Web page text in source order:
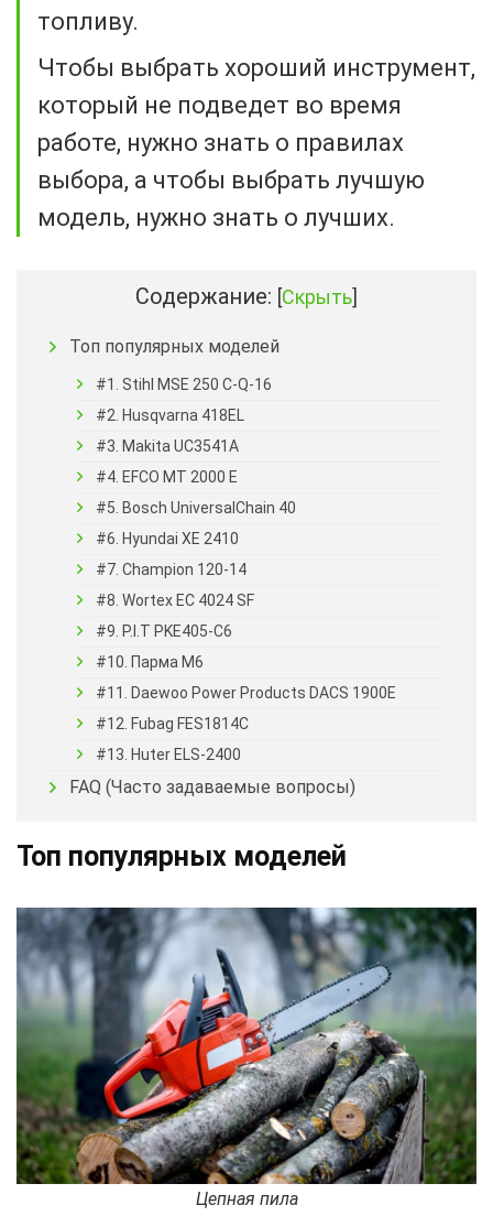
топливу.
Чтобы выбрать хороший инструмент,
который не подведет во время
работе, нужно знать о правилах
выбора, а чтобы выбрать лучшую
модель, нужно знать о лучших.
Содержание: [Скрыть]
Топ популярных моделей
#1. Stihl MSE 250 C-Q-16
#2. Husqvarna 418EL
#3. Makita UC3541A
#4. EFCO MT 2000 E
#5. Bosch UniversalChain 40
#6. Hyundai XE 2410
#7. Champion 120-14
#8. Wortex EC 4024 SF
#9. P.I.T PKE405-С6
#10. Парма М6
#11. Daewoo Power Products DACS 1900E
#12. Fubag FES1814С
#13. Huter ELS-2400
FAQ (Часто задаваемые вопросы)
Топ популярных моделей
Цепная пила